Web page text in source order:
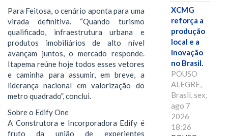
Para Feitosa, o cenário aponta para uma
virada definitiva. “Quando turismo
qualificado, infraestrutura urbana e
produtos imobiliários de alto nível
avançam juntos, o mercado responde.
Itapema reúne hoje todos esses vetores
e caminha para assumir, em breve, a
liderança nacional em valorização do
metro quadrado”, conclui.
Sobre o Edify One
A Construtora e Incorporadora Edify é
fruto da união de experientes
XCMG
reforça a
produção
local e a
inovação
no Brasil.
POUSO
ALEGRE,
Brasil, sex,
ago 7
2026
18:26